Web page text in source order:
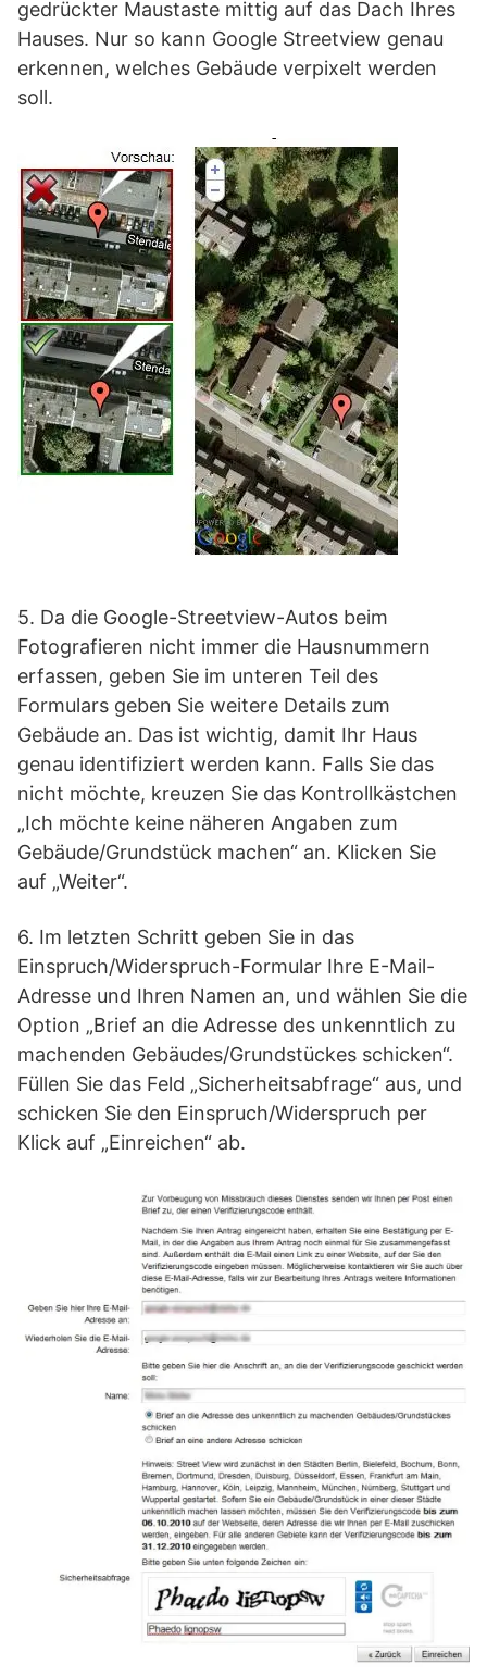
gedrückter Maustaste mittig auf das Dach Ihres
Hauses. Nur so kann Google Streetview genau
erkennen, welches Gebäude verpixelt werden
soll.
5. Da die Google-Streetview-Autos beim
Fotografieren nicht immer die Hausnummern
erfassen, geben Sie im unteren Teil des
Formulars geben Sie weitere Details zum
Gebäude an. Das ist wichtig, damit Ihr Haus
genau identifiziert werden kann. Falls Sie das
nicht möchte, kreuzen Sie das Kontrollkästchen
„Ich möchte keine näheren Angaben zum
Gebäude/Grundstück machen“ an. Klicken Sie
auf „Weiter“.
6. Im letzten Schritt geben Sie in das
Einspruch/Widerspruch-Formular Ihre E-Mail-
Adresse und Ihren Namen an, und wählen Sie die
Option „Brief an die Adresse des unkenntlich zu
machenden Gebäudes/Grundstückes schicken“.
Füllen Sie das Feld „Sicherheitsabfrage“ aus, und
schicken Sie den Einspruch/Widerspruch per
Klick auf „Einreichen“ ab.